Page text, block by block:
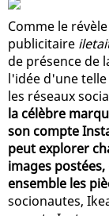
Comme le
publicitaire
de présence de
l'idée d'une
les réseaux
la célèbre
son compte
peut explorer
images
ensemble les
socionautes,